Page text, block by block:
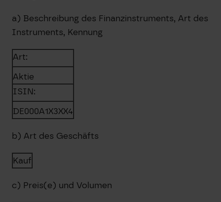
a) Beschreibung des Finanzinstruments, Art des
Instruments, Kennung
Art:
Aktie
ISIN:
DE000A1X3XX4
b) Art des Geschäfts
Kauf
c) Preis(e) und Volumen